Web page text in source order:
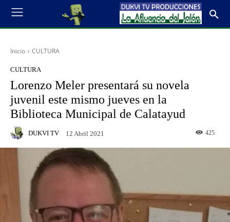
Inicio CULTURA
CULTURA
Lorenzo Meler presentará su novela
juvenil este mismo jueves en la
Biblioteca Municipal de Calatayud
DUKVI TV 12 Abril 2021 425